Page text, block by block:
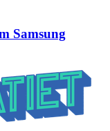
Samsung